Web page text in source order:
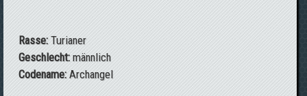
Rasse:Turianer
Geschlecht:männlich
Codename:Archangel